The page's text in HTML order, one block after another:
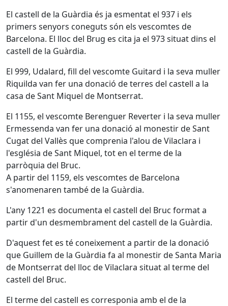
El castell de la Guàrdia és ja esmentat el 937 i els
primers senyors coneguts són els vescomtes de
Barcelona. El lloc del Brug es cita ja el 973 situat dins el
castell de la Guàrdia.
El 999, Udalard, fill del vescomte Guitard i la seva muller
Riquilda van fer una donació de terres del castell a la
casa de Sant Miquel de Montserrat.
El 1155, el vescomte Berenguer Reverter i la seva muller
Ermessenda van fer una donació al monestir de Sant
Cugat del Vallès que comprenia l'alou de Vilaclara i
l'església de Sant Miquel, tot en el terme de la
parròquia del Bruc.
A partir del 1159, els vescomtes de Barcelona
s'anomenaren també de la Guàrdia.
L'any 1221 es documenta el castell del Bruc format a
partir d'un desmembrament del castell de la Guàrdia.
D'aquest fet es té coneixement a partir de la donació
que Guillem de la Guàrdia fa al monestir de Santa Maria
de Montserrat del lloc de Vilaclara situat al terme del
castell del Bruc.
El terme del castell es corresponia amb el de la